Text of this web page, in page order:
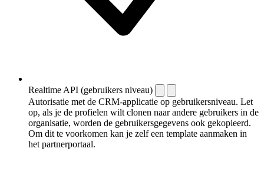
Realtime API (gebruikers niveau)
Autorisatie met de CRM-applicatie op gebruikersniveau. Let
op, als je de profielen wilt clonen naar andere gebruikers in de
organisatie, worden de gebruikersgegevens ook gekopieerd.
Om dit te voorkomen kan je zelf een template aanmaken in
het partnerportaal.